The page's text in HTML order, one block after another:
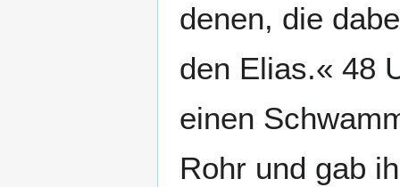
denen, die
den Elias.« 48
einen
Rohr und gab